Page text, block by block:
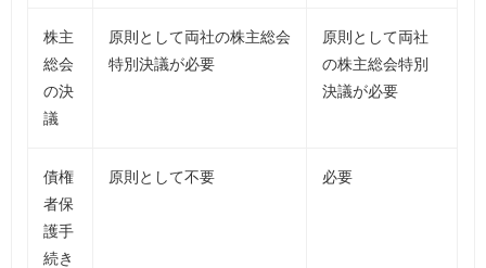
株主
総会
の決
議
原則として両社の株主総会
特別決議が必要
原則として両社
の株主総会特別
決議が必要
債権
者保
護手
続き
原則として不要 必要